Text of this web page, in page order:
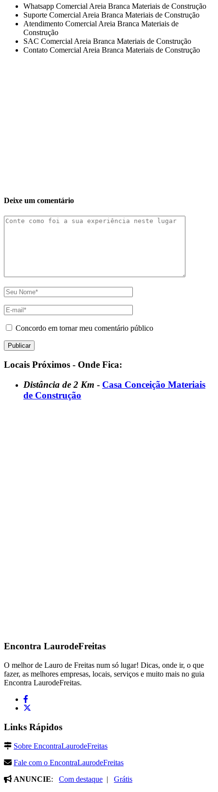
Whatsapp Comercial Areia Branca Materiais de Construção
Suporte Comercial Areia Branca Materiais de Construção
Atendimento Comercial Areia Branca Materiais de
Construção
SAC Comercial Areia Branca Materiais de Construção
Contato Comercial Areia Branca Materiais de Construção
Deixe um comentário
Concordo em tornar meu comentário público
Locais Próximos - Onde Fica:
Distância de 2 Km - Casa Conceição Materiais
de Construção
Encontra LaurodeFreitas
O melhor de Lauro de Freitas num só lugar! Dicas, onde ir, o que
fazer, as melhores empresas, locais, serviços e muito mais no guia
Encontra LaurodeFreitas.
Links Rápidos
Sobre EncontraLaurodeFreitas
Fale com o EncontraLaurodeFreitas
ANUNCIE: Com destaque | Grátis